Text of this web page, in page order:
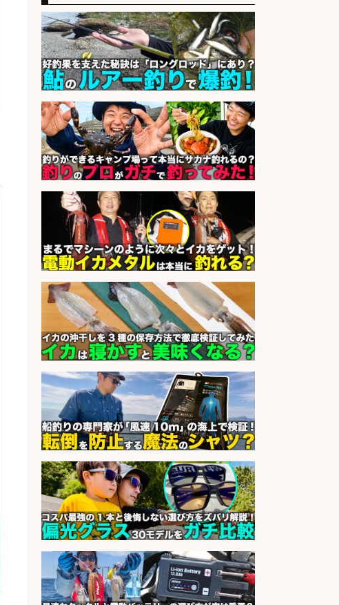
sponsored by 求人ボックス
和食, 日本料理・懐石料理/店長・店
長候補/旬と手作りにこだわる!さか
なの価値を上げ、地域を元気に!店長
候補募集
会社名 博多 華吉 博多 華吉
sponsored by 求人ボックス
日払いOKで即日収入/製造スタッフ/
「堺市堺区」「時給1,600円」日払
いOK・入社祝金10万円/堺市堺区の
工場で自転車部品や釣り具の組立/
未経験歓迎/土日祝休みで年間休日
126日
会社名
パーソルファクトリーパートナ
ーズ株式会社
sponsored by 求人ボックス
和食, 日本料理・懐石料理/店長・店
長候補/本物を知る大人の隠れ家!魚
の価値を上げ、地域を元気に!店長候
補募集
会社名 酒場あらかぶ 酒場あらかぶ
精肉・青果・鮮魚販売/志布志市で
お魚のカットや商品の陳列業務/時
間選べる×未経験歓迎×残業少なめ/
鹿児島県/志布志市
会社名 株式会社ホットスタッフ鹿児島
sponsored by 求人ボックス